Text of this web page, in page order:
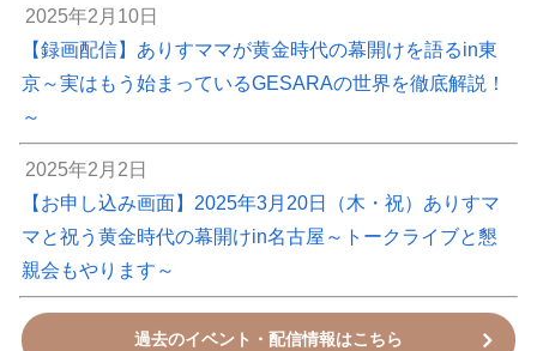
2025年2月10日
【録画配信】ありすママが黄金時代の幕開けを語るin東
京～実はもう始まっているGESARAの世界を徹底解説！
～
2025年2月2日
【お申し込み画面】2025年3月20日（木・祝）ありすマ
マと祝う黄金時代の幕開けin名古屋～トークライブと懇
親会もやります～
過去のイベント・配信情報はこちら